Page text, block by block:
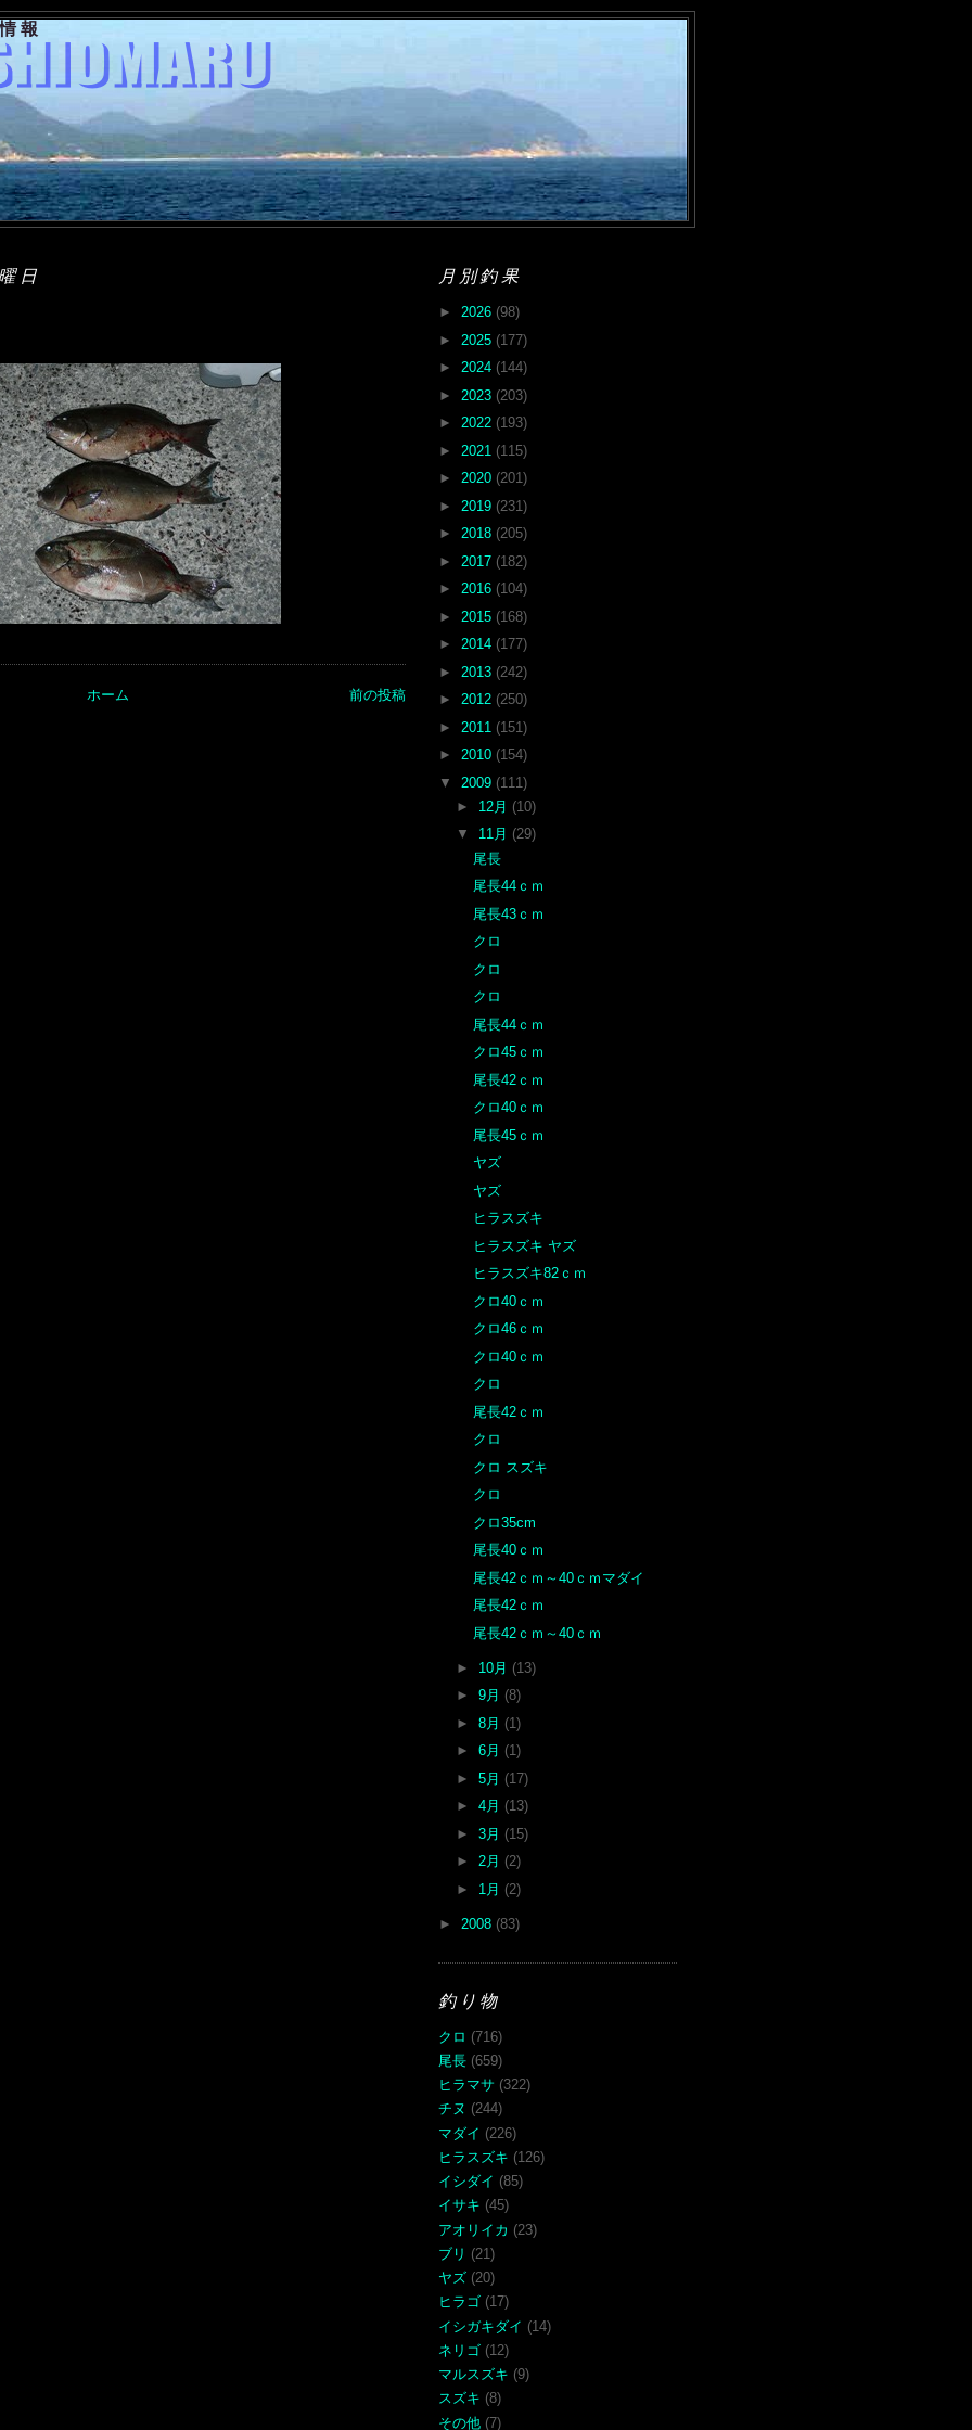
報
日
前の投稿
ホーム
月別釣果
► 2026 (98)
► 2025 (177)
► 2024 (144)
► 2023 (203)
► 2022 (193)
► 2021 (115)
► 2020 (201)
► 2019 (231)
► 2018 (205)
► 2017 (182)
► 2016 (104)
► 2015 (168)
► 2014 (177)
► 2013 (242)
► 2012 (250)
► 2011 (151)
► 2010 (154)
▼ 2009 (111)
► 12月 (10)
▼ 11月 (29)
尾長
尾長44ｃｍ
尾長43ｃｍ
クロ
クロ
クロ
尾長44ｃｍ
クロ45ｃｍ
尾長42ｃｍ
クロ40ｃｍ
尾長45ｃｍ
ヤズ
ヤズ
ヒラスズキ
ヒラスズキ ヤズ
ヒラスズキ82ｃｍ
クロ40ｃｍ
クロ46ｃｍ
クロ40ｃｍ
クロ
尾長42ｃｍ
クロ
クロ スズキ
クロ
クロ35cm
尾長40ｃｍ
尾長42ｃｍ～40ｃｍマダイ
尾長42ｃｍ
尾長42ｃｍ～40ｃｍ
► 10月 (13)
► 9月 (8)
► 8月 (1)
► 6月 (1)
► 5月 (17)
► 4月 (13)
► 3月 (15)
► 2月 (2)
► 1月 (2)
► 2008 (83)
釣り物
クロ (716)
尾長 (659)
ヒラマサ (322)
チヌ (244)
マダイ (226)
ヒラスズキ (126)
イシダイ (85)
イサキ (45)
アオリイカ (23)
ブリ (21)
ヤズ (20)
ヒラゴ (17)
イシガキダイ (14)
ネリゴ (12)
マルスズキ (9)
スズキ (8)
その他 (7)